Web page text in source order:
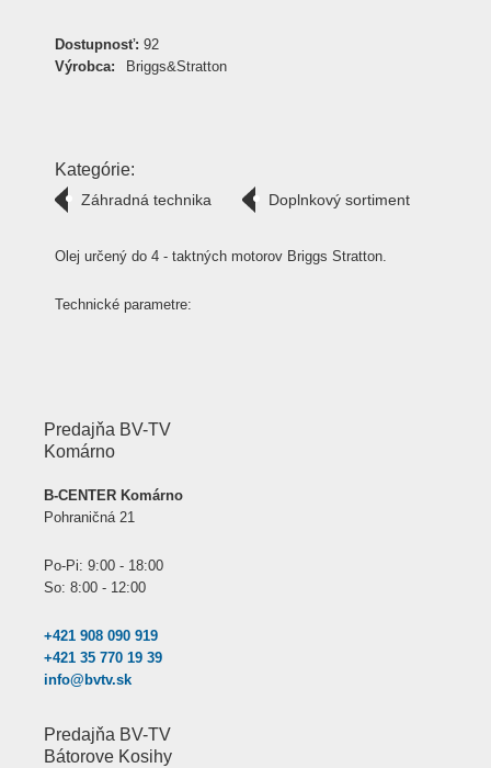
Dostupnosť: 92
Výrobca:
Briggs&Stratton
Kategórie:
Záhradná technika Doplnkový sortiment
Olej určený do 4 - taktných motorov Briggs Stratton.
Technické parametre:
Predajňa BV-TV
Komárno
B-CENTER Komárno
Pohraničná 21
Po-Pi: 9:00 - 18:00
So: 8:00 - 12:00
+421 908 090 919
+421 35 770 19 39
info@bvtv.sk
Predajňa BV-TV
Bátorove Kosihy